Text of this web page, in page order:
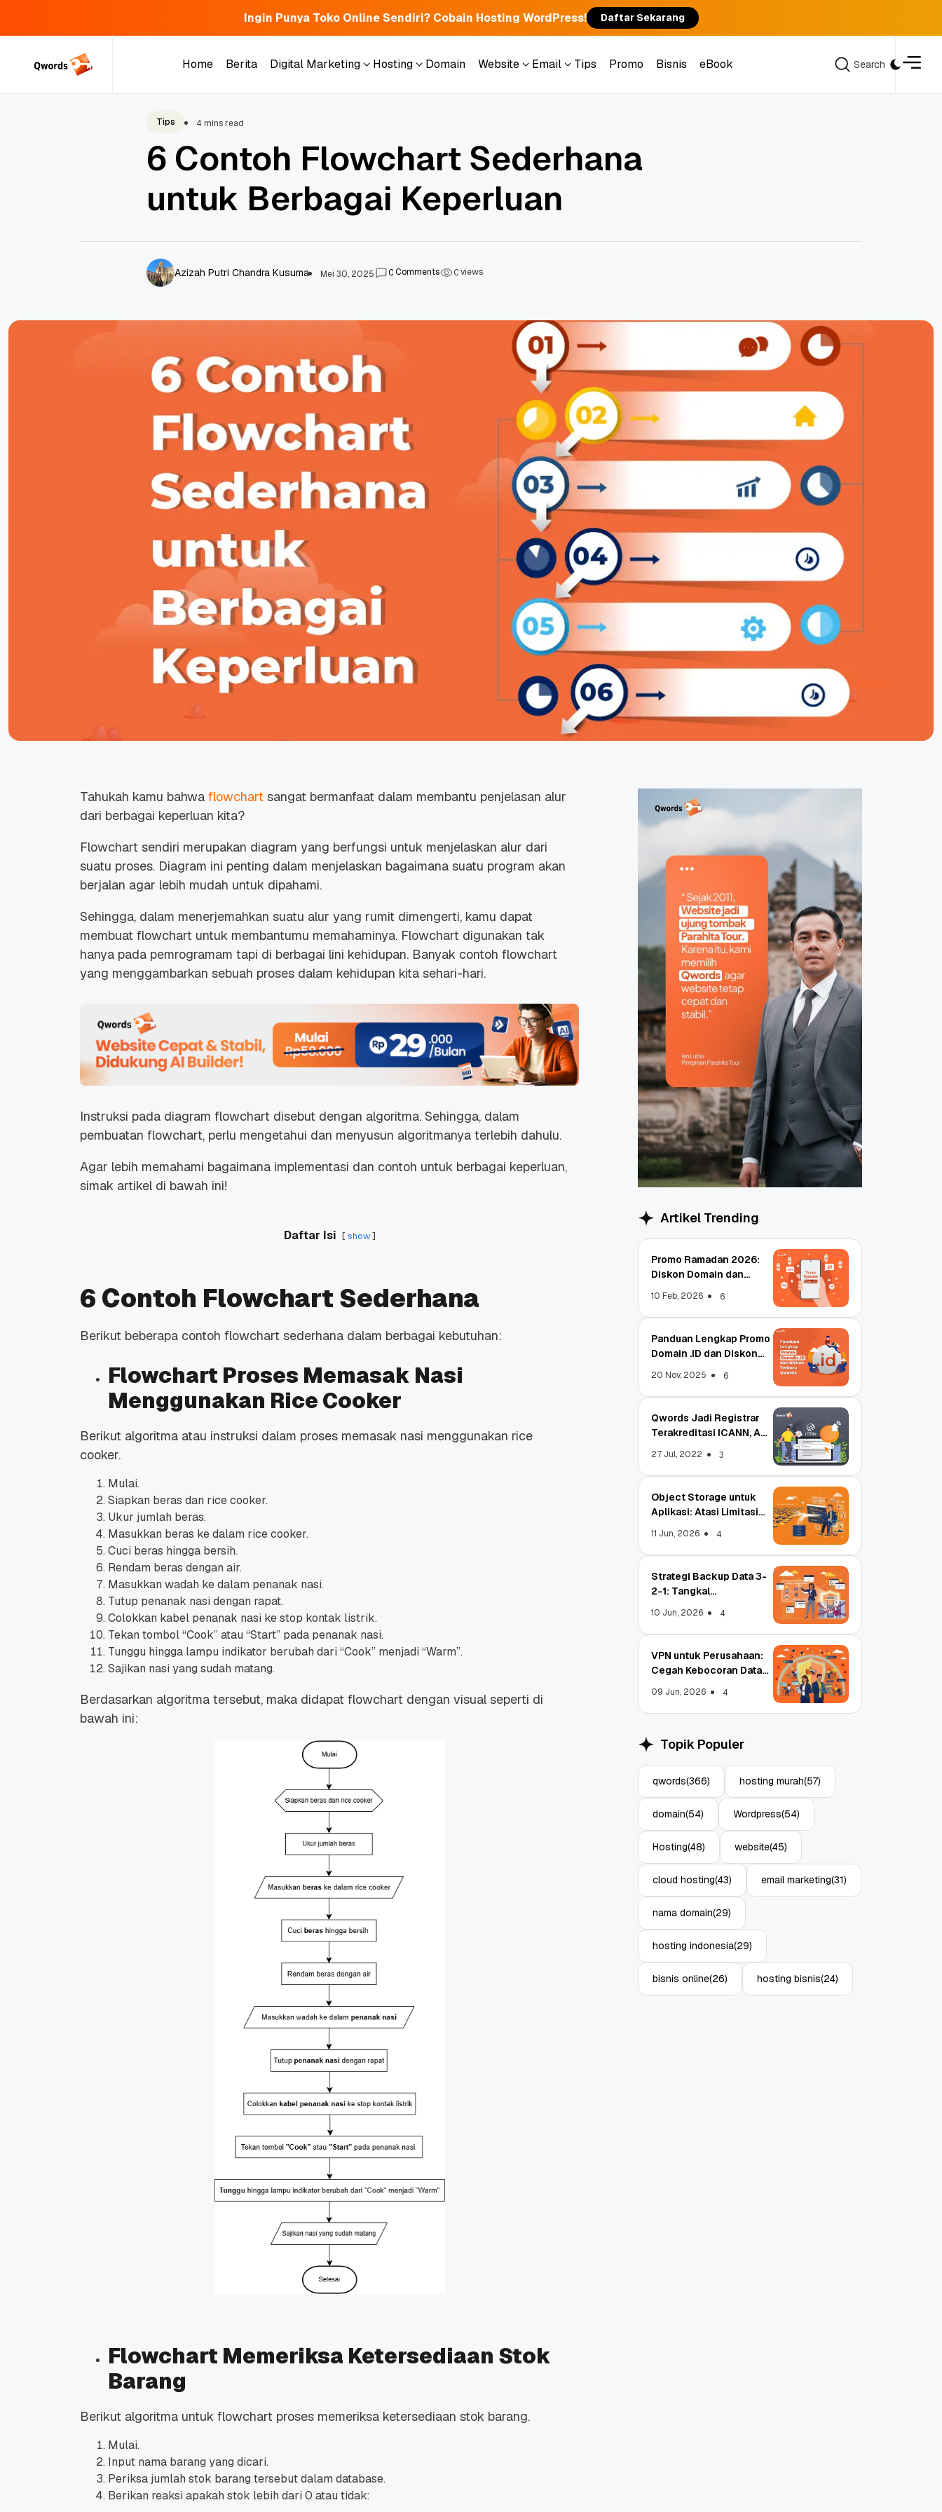
Ingin Punya Toko Online Sendiri? Cobain Hosting WordPress! Daftar Sekarang
Home
Berita
Digital Marketing
Hosting
Domain
Website
Email
Tips
Promo
Bisnis
eBook
Search
Promo Ramadan 2026:
Hosting Qwords
Panduan Lengkap Promo
Terbaru
Untungnya?
Object Storage untuk
Aplikasi: Atasi Limitasi
4
Tips 4 mins read
6 Contoh Flowchart Sederhana
untuk Berbagai Keperluan
Azizah Putri Chandra Kusuma Mei 30, 2025 0Comments 0views
Tahukah kamu bahwa flowchart sangat bermanfaat dalam membantu penjelasan alur
dari berbagai keperluan kita?
Flowchart sendiri merupakan diagram yang berfungsi untuk menjelaskan alur dari
suatu proses. Diagram ini penting dalam menjelaskan bagaimana suatu program akan
berjalan agar lebih mudah untuk dipahami.
Sehingga, dalam menerjemahkan suatu alur yang rumit dimengerti, kamu dapat
membuat flowchart untuk membantumu memahaminya. Flowchart digunakan tak
hanya pada pemrogramam tapi di berbagai lini kehidupan. Banyak contoh flowchart
yang menggambarkan sebuah proses dalam kehidupan kita sehari-hari.
Instruksi pada diagram flowchart disebut dengan algoritma. Sehingga, dalam
pembuatan flowchart, perlu mengetahui dan menyusun algoritmanya terlebih dahulu.
Agar lebih memahami bagaimana implementasi dan contoh untuk berbagai keperluan,
simak artikel di bawah ini!
Daftar Isi show
6 Contoh Flowchart Sederhana
Berikut beberapa contoh flowchart sederhana dalam berbagai kebutuhan:
Flowchart Proses Memasak Nasi
Menggunakan Rice Cooker
Berikut algoritma atau instruksi dalam proses memasak nasi menggunakan rice
cooker.
Mulai.
Siapkan beras dan rice cooker.
Ukur jumlah beras.
Masukkan beras ke dalam rice cooker.
Cuci beras hingga bersih.
Rendam beras dengan air.
Masukkan wadah ke dalam penanak nasi.
Tutup penanak nasi dengan rapat.
Colokkan kabel penanak nasi ke stop kontak listrik.
Tekan tombol “Cook” atau “Start” pada penanak nasi.
Tunggu hingga lampu indikator berubah dari “Cook” menjadi “Warm”.
Sajikan nasi yang sudah matang.
Berdasarkan algoritma tersebut, maka didapat flowchart dengan visual seperti di
bawah ini:
Flowchart Memeriksa Ketersediaan Stok
Barang
Berikut algoritma untuk flowchart proses memeriksa ketersediaan stok barang.
Mulai.
Input nama barang yang dicari.
Periksa jumlah stok barang tersebut dalam database.
Berikan reaksi apakah stok lebih dari 0 atau tidak:
Artikel Trending
Promo Ramadan 2026:
Diskon Domain dan
10 Feb, 2026 6
Panduan Lengkap Promo
Domain .ID dan Diskon
20 Nov, 2025 6
Qwords Jadi Registrar
Terakreditasi ICANN, Apa
27 Jul, 2022 3
Object Storage untuk
Aplikasi: Atasi Limitasi
11 Jun, 2026 4
Strategi Backup Data 3-
2-1: Tangkal
10 Jun, 2026 4
VPN untuk Perusahaan:
Cegah Kebocoran Data
09 Jun, 2026 4
Topik Populer
qwords(366) hosting murah(57)
domain(54) Wordpress(54)
Hosting(48) website(45)
cloud hosting(43) email marketing(31)
nama domain(29)
hosting indonesia(29)
bisnis online(26) hosting bisnis(24)